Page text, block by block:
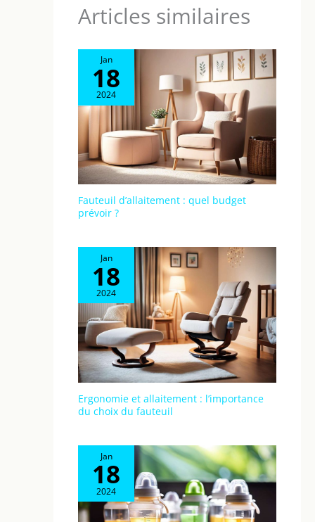
Articles similaires
Jan
18
2024
Fauteuil d’allaitement : quel budget
prévoir ?
Jan
18
2024
Ergonomie et allaitement : l’importance
du choix du fauteuil
Jan
18
2024